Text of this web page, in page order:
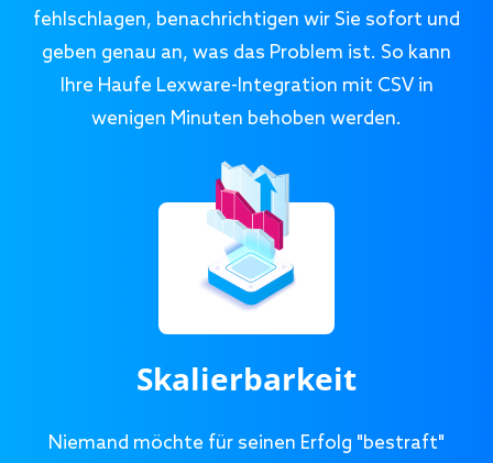
fehlschlagen, benachrichtigen wir Sie sofort und
geben genau an, was das Problem ist. So kann
Ihre Haufe Lexware-Integration mit CSV in
wenigen Minuten behoben werden.
Skalierbarkeit
Niemand möchte für seinen Erfolg "bestraft"